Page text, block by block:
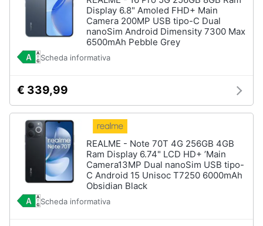
Display 6.8" Amoled FHD+ Main
Camera 200MP USB tipo-C Dual
nanoSim Android Dimensity 7300 Max
6500mAh Pebble Grey
Scheda informativa
€ 339,99
REALME - Note 70T 4G 256GB 4GB
Ram Display 6.74" LCD HD+ ’Main
Camera13MP Dual nanoSim USB tipo-
C Android 15 Unisoc T7250 6000mAh
Obsidian Black
Scheda informativa